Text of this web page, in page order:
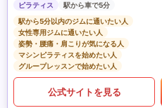
ピラティス
駅から車で5分
駅から5分以内のジムに通いたい人
女性専用ジムに通いたい人
姿勢・腰痛・肩こりが気になる人
マシンピラティスを始めたい人
グループレッスンで始めたい人
公式サイトを見る